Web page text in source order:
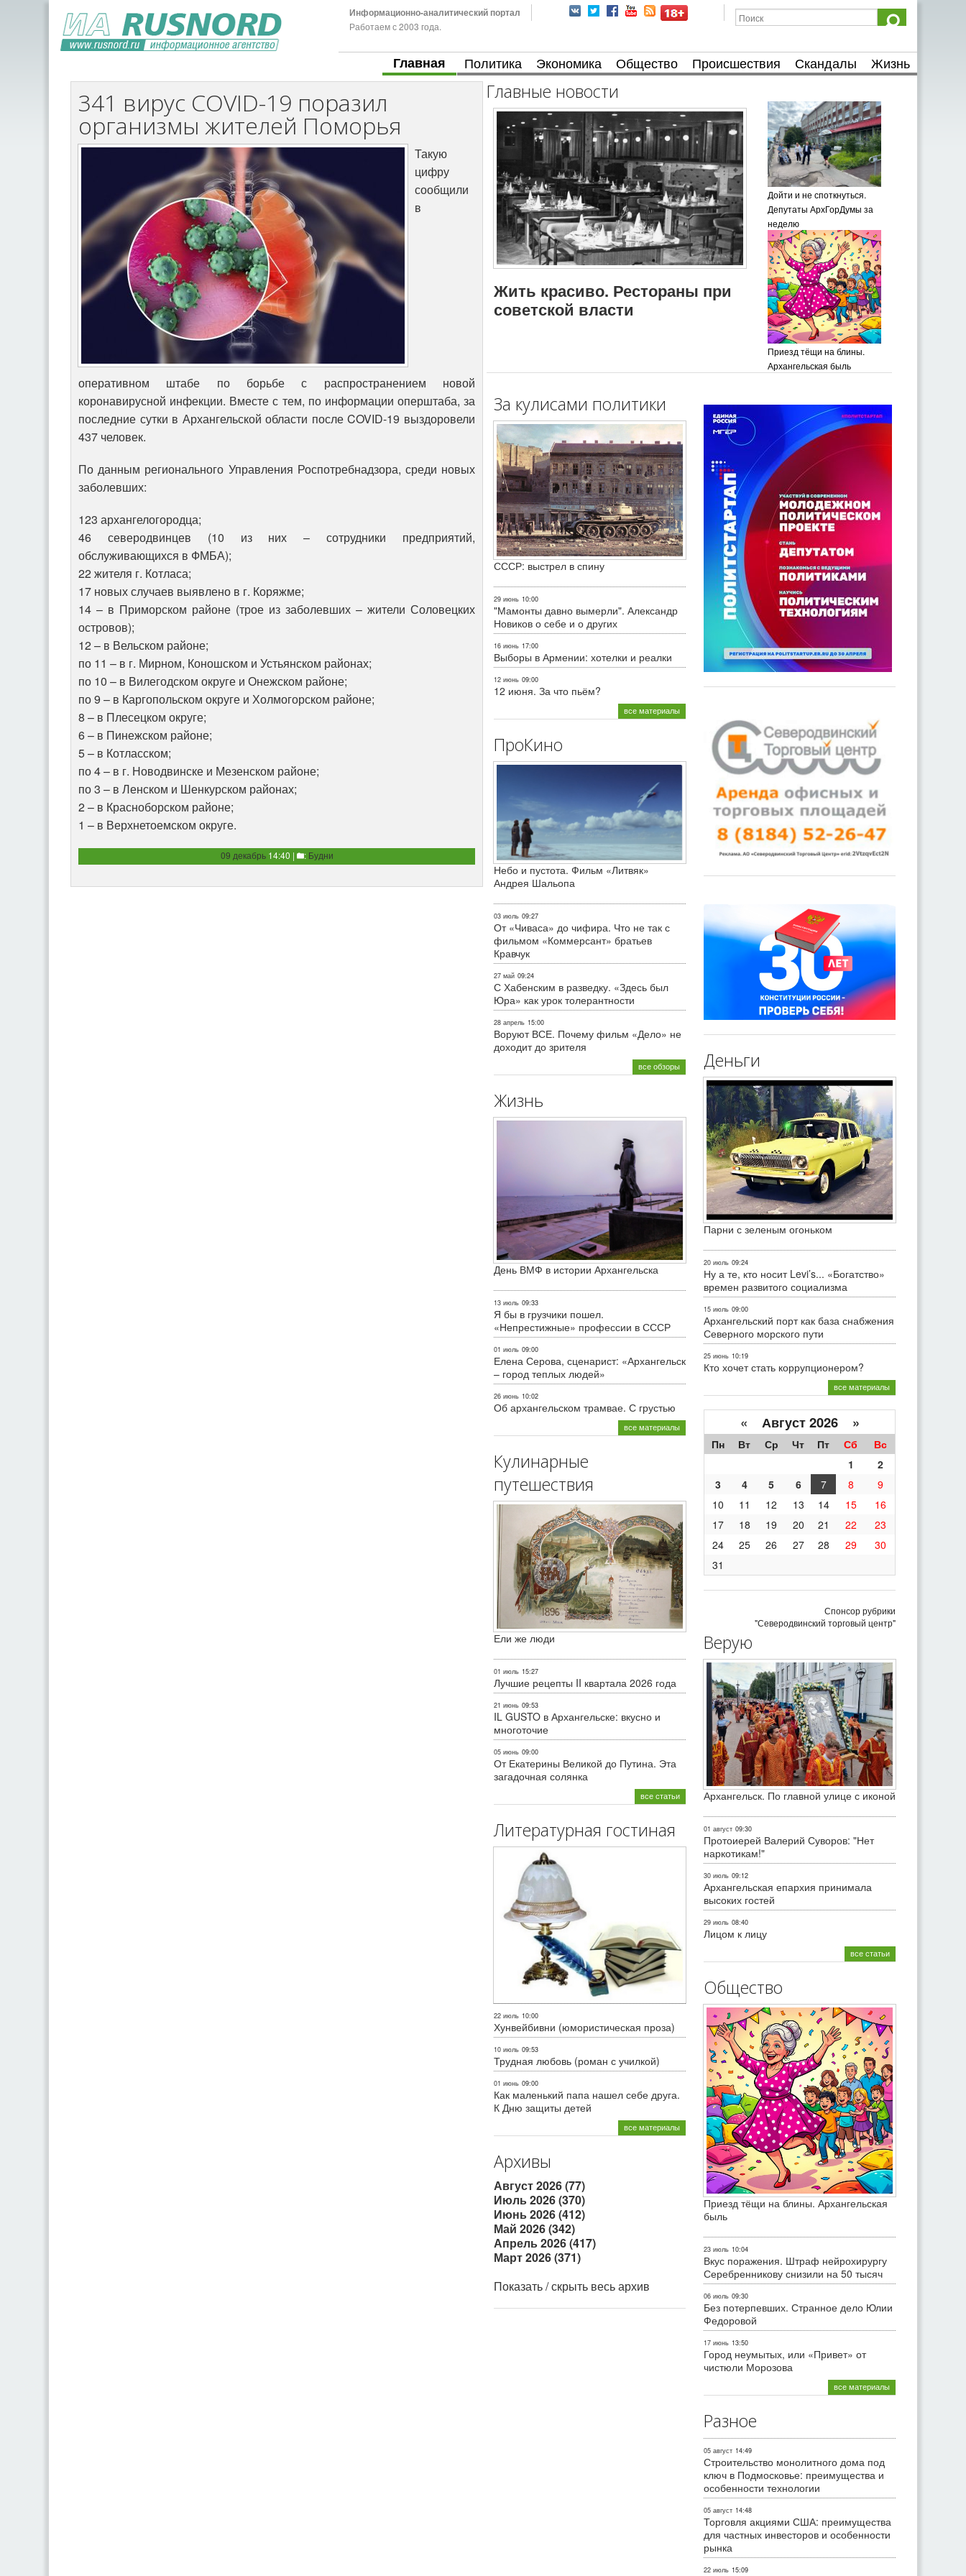
Информационно-аналитический портал
Работаем с 2003 года.
Главная Политика Экономика Общество Происшествия Скандалы Жизнь
341 вирус COVID-19 поразил
организмы жителей Поморья
Такую
цифру
сообщили
в
оперативном штабе по борьбе с распространением новой
коронавирусной инфекции. Вместе с тем, по информации оперштаба, за
последние сутки в Архангельской области после COVID-19 выздоровели
437 человек.
По данным регионального Управления Роспотребнадзора, среди новых
заболевших:
123 архангелогородца;
46 северодвинцев (10 из них – сотрудники предприятий,
обслуживающихся в ФМБА);
22 жителя г. Котласа;
17 новых случаев выявлено в г. Коряжме;
14 – в Приморском районе (трое из заболевших – жители Соловецких
островов);
12 – в Вельском районе;
по 11 – в г. Мирном, Коношском и Устьянском районах;
по 10 – в Вилегодском округе и Онежском районе;
по 9 – в Каргопольском округе и Холмогорском районе;
8 – в Плесецком округе;
6 – в Пинежском районе;
5 – в Котласском;
по 4 – в г. Новодвинске и Мезенском районе;
по 3 – в Ленском и Шенкурском районах;
2 – в Красноборском районе;
1 – в Верхнетоемском округе.
09 декабрь14:40 | : Будни
Главные новости
Жить красиво. Рестораны при
советской власти
Дойти и не споткнуться.
Депутаты АрхГорДумы за
неделю
Приезд тёщи на блины.
Архангельская быль
За кулисами политики
СССР: выстрел в спину
29 июнь 10:00
"Мамонты давно вымерли". Александр
Новиков о себе и о других
16 июнь 17:00
Выборы в Армении: хотелки и реалки
12 июнь 09:00
12 июня. За что пьём?
все материалы
ПроКино
Небо и пустота. Фильм «Литвяк»
Андрея Шальопа
03 июль 09:27
От «Чиваса» до чифира. Что не так с
фильмом «Коммерсант» братьев
Кравчук
27 май 09:24
С Хабенским в разведку. «Здесь был
Юра» как урок толерантности
28 апрель 15:00
Воруют ВСЕ. Почему фильм «Дело» не
доходит до зрителя
все обзоры
Жизнь
День ВМФ в истории Архангельска
13 июль 09:33
Я бы в грузчики пошел.
«Непрестижные» профессии в СССР
01 июль 09:00
Елена Серова, сценарист: «Архангельск
– город теплых людей»
26 июнь 10:02
Об архангельском трамвае. С грустью
все материалы
Кулинарные
путешествия
Ели же люди
01 июль 15:27
Лучшие рецепты II квартала 2026 года
21 июнь 09:53
IL GUSTO в Архангельске: вкусно и
многоточие
05 июнь 09:00
От Екатерины Великой до Путина. Эта
загадочная солянка
все статьи
Литературная гостиная
22 июль 10:00
Хунвейбивни (юмористическая проза)
10 июль 09:53
Трудная любовь (роман с училкой)
01 июнь 09:00
Как маленький папа нашел себе друга.
К Дню защиты детей
все материалы
Архивы
Август 2026 (77)
Июль 2026 (370)
Июнь 2026 (412)
Май 2026 (342)
Апрель 2026 (417)
Март 2026 (371)
Показать / скрыть весь архив
Деньги
Парни с зеленым огоньком
20 июль 09:24
Ну а те, кто носит Levi’s... «Богатство»
времен развитого социализма
15 июль 09:00
Архангельский порт как база снабжения
Северного морского пути
25 июнь 10:19
Кто хочет стать коррупционером?
все материалы
« Август 2026 »
Пн Вт Ср Чт Пт Сб
Вс
1
2
3
4 5 6 7 8
9
10
11 12 13 14 15
16
17
18 19 20 21 22
23
24
25 26 27 28 29
30
31
Спонсор рубрики
"Северодвинский торговый центр"
Верую
Архангельск. По главной улице с иконой
01 август 09:30
Протоиерей Валерий Суворов: "Нет
наркотикам!"
30 июль 09:12
Архангельская епархия принимала
высоких гостей
29 июль 08:40
Лицом к лицу
все статьи
Общество
Приезд тёщи на блины. Архангельская
быль
23 июль 10:04
Вкус поражения. Штраф нейрохирургу
Серебренникову снизили на 50 тысяч
06 июль 09:30
Без потерпевших. Странное дело Юлии
Федоровой
17 июнь 13:50
Город неумытых, или «Привет» от
чистюли Морозова
все материалы
Разное
05 август 14:49
Строительство монолитного дома под
ключ в Подмосковье: преимущества и
особенности технологии
05 август 14:48
Торговля акциями США: преимущества
для частных инвесторов и особенности
рынка
22 июль 15:09